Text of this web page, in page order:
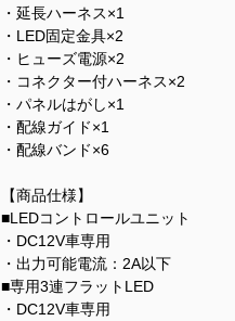
・延長ハーネス×1
・LED固定金具×2
・ヒューズ電源×2
・コネクター付ハーネス×2
・パネルはがし×1
・配線ガイド×1
・配線バンド×6
【商品仕様】
■LEDコントロールユニット
・DC12V車専用
・出力可能電流：2A以下
■専用3連フラットLED
・DC12V車専用